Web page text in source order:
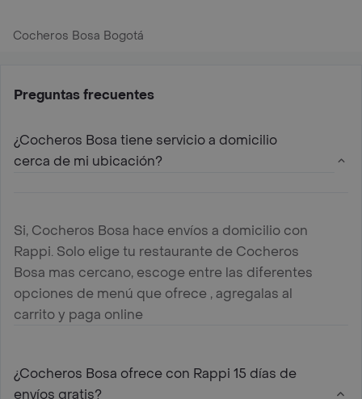
Cocheros Bosa Bogotá
Preguntas frecuentes
¿Cocheros Bosa tiene servicio a domicilio
cerca de mi ubicación?
Si, Cocheros Bosa hace envíos a domicilio con
Rappi. Solo elige tu restaurante de Cocheros
Bosa mas cercano, escoge entre las diferentes
opciones de menú que ofrece , agregalas al
carrito y paga online
¿Cocheros Bosa ofrece con Rappi 15 días de
envíos gratis?